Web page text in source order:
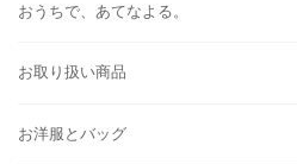
おうちで、あてなよる。
お取り扱い商品
お洋服とバッグ